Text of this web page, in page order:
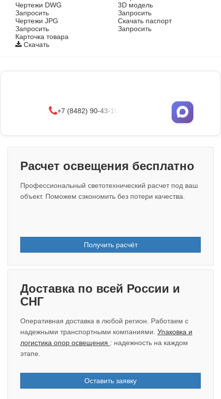
Чертежи DWG
Запросить
3D модель
Запросить
Чертежи JPG
Запросить
Скачать паспорт
Запросить
Карточка товара
Скачать
+7 (8482) 90-43-10
Расчет освещения бесплатно
Профессиональный светотехнический расчет под ваш
объект. Поможем сэкономить без потери качества.
Получить расчёт
Доставка по всей России и
СНГ
Оперативная доставка в любой регион. Работаем с
надежными транспортными компаниями. Упаковка и
логистика опор освещения : надежность на каждом
этапе.
Оставить заявку